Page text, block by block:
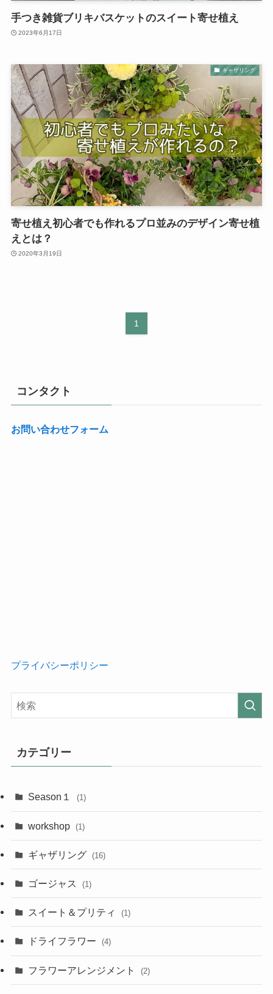
手つき雑貨ブリキバスケットのスイート寄せ植え
2023年6月17日
ギャザリング
寄せ植え初心者でも作れるプロ並みのデザイン寄せ植
えとは？
2020年3月19日
1
コンタクト
お問い合わせフォーム
プライバシーポリシー
カテゴリー
Season１ (1)
workshop (1)
ギャザリング (16)
ゴージャス (1)
スイート＆プリティ (1)
ドライフラワー (4)
フラワーアレンジメント (2)